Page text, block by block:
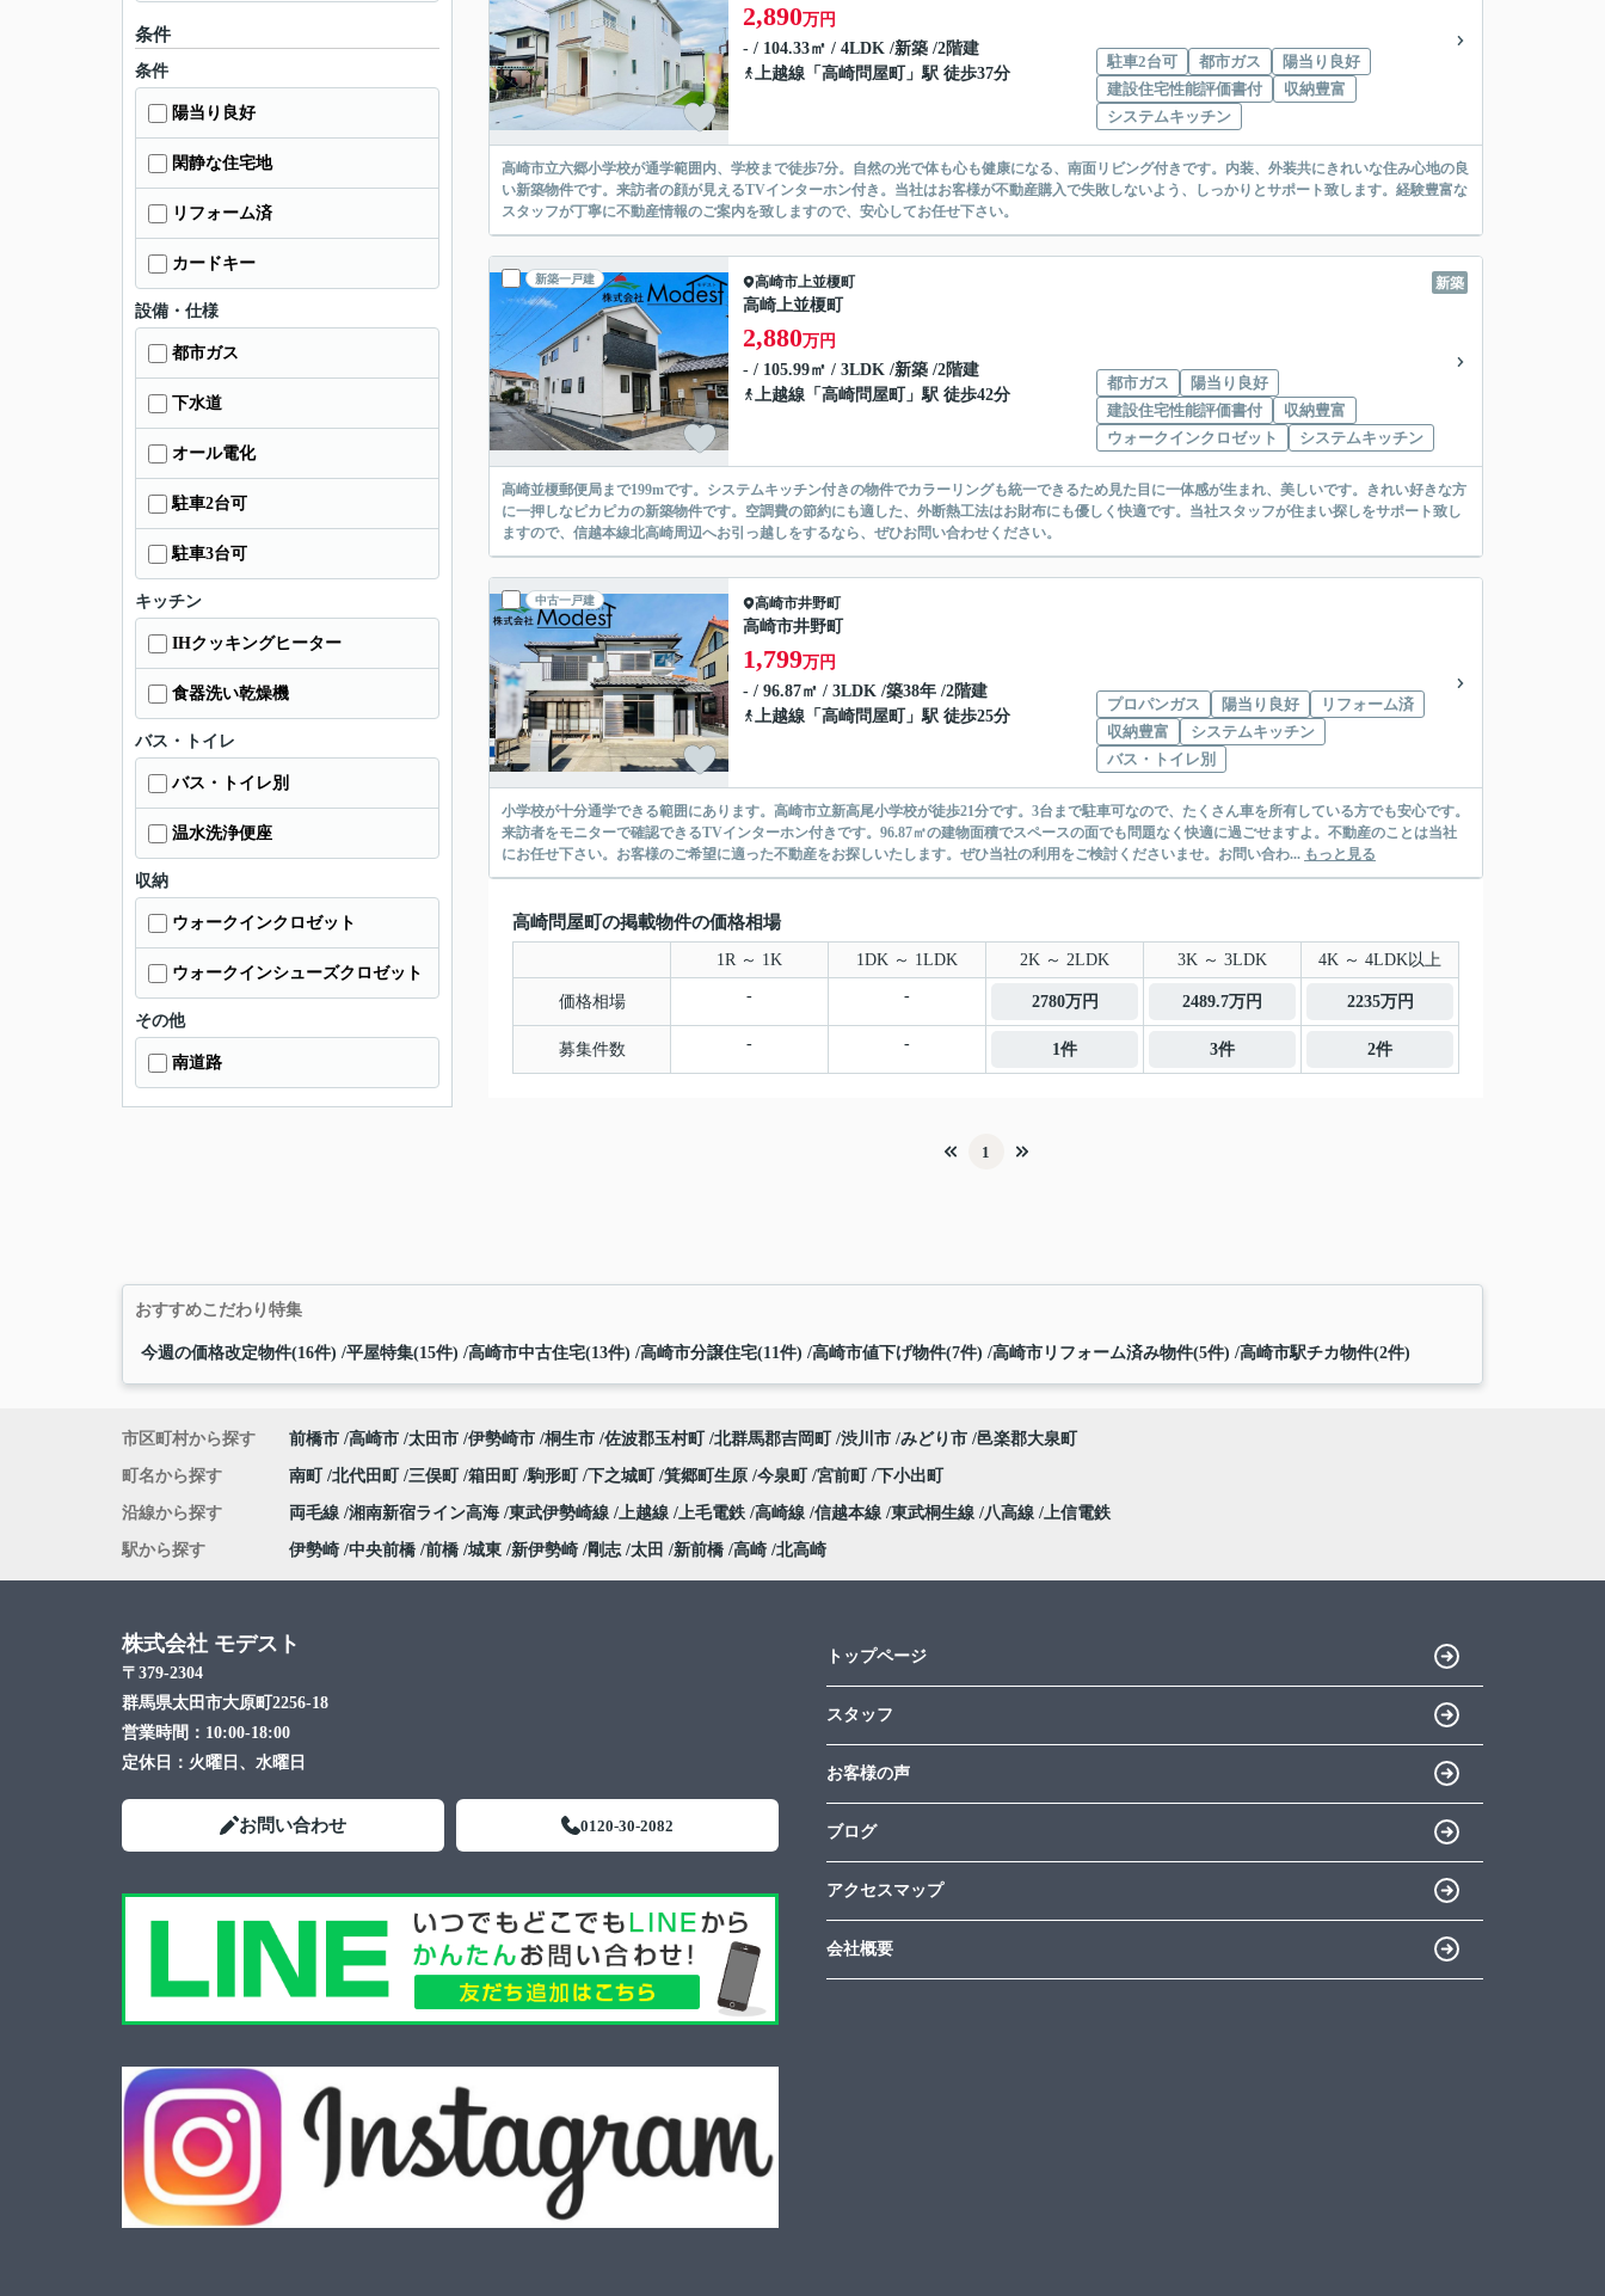
2,890万円
- / 104.33㎡ / 4LDK /新築 /2階建
上越線 「 高崎問屋町 」駅 徒歩37分
駐車2台可 都市ガス
陽当り良好
建設住宅性能評価書付
収納豊富
システムキッチン
高崎市立六郷小学校が通学範囲内、学校まで徒歩7分。自然の光で体も心も健康になる、南面リビング付きです。内装、外装共にきれいな住み心地の良
い新築物件です。来訪者の顔が見えるTVインターホン付き。当社はお客様が不動産購入で失敗しないよう、しっかりとサポート致します。経験豊富な
スタッフが丁寧に不動産情報のご案内を致しますので、安心してお任せ下さい。
新築一戸建 新築
高崎市上並榎町
高崎上並榎町
2,880万円
- / 105.99㎡ / 3LDK /新築 /2階建
上越線 「 高崎問屋町 」駅 徒歩42分
都市ガス
陽当り良好
建設住宅性能評価書付
収納豊富
ウォークインクロゼット
システムキッチン
高崎並榎郵便局まで199mです。システムキッチン付きの物件でカラーリングも統一できるため見た目に一体感が生まれ、美しいです。きれい好きな方
に一押しなピカピカの新築物件です。空調費の節約にも適した、外断熱工法はお財布にも優しく快適です。当社スタッフが住まい探しをサポート致し
ますので、信越本線北高崎周辺へお引っ越しをするなら、ぜひお問い合わせください。
中古一戸建 高崎市井野町
高崎市井野町
1,799万円
- / 96.87㎡ / 3LDK /築38年 /2階建
上越線 「 高崎問屋町 」駅 徒歩25分
プロパンガス 陽当り良好
リフォーム済
収納豊富
システムキッチン
バス・トイレ別
小学校が十分通学できる範囲にあります。高崎市立新高尾小学校が徒歩21分です。3台まで駐車可なので、たくさん車を所有している方でも安心です。
来訪者をモニターで確認できるTVインターホン付きです。96.87㎡の建物面積でスペースの面でも問題なく快適に過ごせますよ。不動産のことは当社
にお任せ下さい。お客様のご希望に適った不動産をお探しいたします。ぜひ当社の利用をご検討くださいませ。お問い合わ... もっと見る
高崎問屋町の掲載物件の価格相場
1R ～ 1K 1DK ～ 1LDK 2K ～ 2LDK 3K ～ 3LDK 4K ～ 4LDK以上
価格相場 - - 2780万円 2489.7万円 2235万円
募集件数 - - 1件 3件 2件
1
条件
条件
陽当り良好
閑静な住宅地
リフォーム済
カードキー
設備・仕様
都市ガス
下水道
オール電化
駐車2台可
駐車3台可
キッチン
IHクッキングヒーター
食器洗い乾燥機
バス・トイレ
バス・トイレ別
温水洗浄便座
収納
ウォークインクロゼット
ウォークインシューズクロゼット
その他
南道路
おすすめこだわり特集
今週の価格改定物件(16件) 平屋特集(15件) 高崎市中古住宅(13件) 高崎市分譲住宅(11件) 高崎市値下げ物件(7件) 高崎市リフォーム済み物件(5件) 高崎市駅チカ物件(2件)
市区町村から探す 前橋市 高崎市 太田市 伊勢崎市 桐生市 佐波郡玉村町 北群馬郡吉岡町 渋川市 みどり市 邑楽郡大泉町
町名から探す 南町 北代田町 三俣町 箱田町 駒形町 下之城町 箕郷町生原 今泉町 宮前町 下小出町
沿線から探す 両毛線 湘南新宿ライン高海 東武伊勢崎線 上越線 上毛電鉄 高崎線 信越本線 東武桐生線 八高線 上信電鉄
駅から探す 伊勢崎 中央前橋 前橋 城東 新伊勢崎 剛志 太田 新前橋 高崎 北高崎
株式会社 モデスト
〒379-2304
群馬県太田市大原町2256-18
営業時間： 10:00-18:00
定休日： 火曜日、水曜日
お問い合わせ 0120-30-2082
トップページ
スタッフ
お客様の声
ブログ
アクセスマップ
会社概要